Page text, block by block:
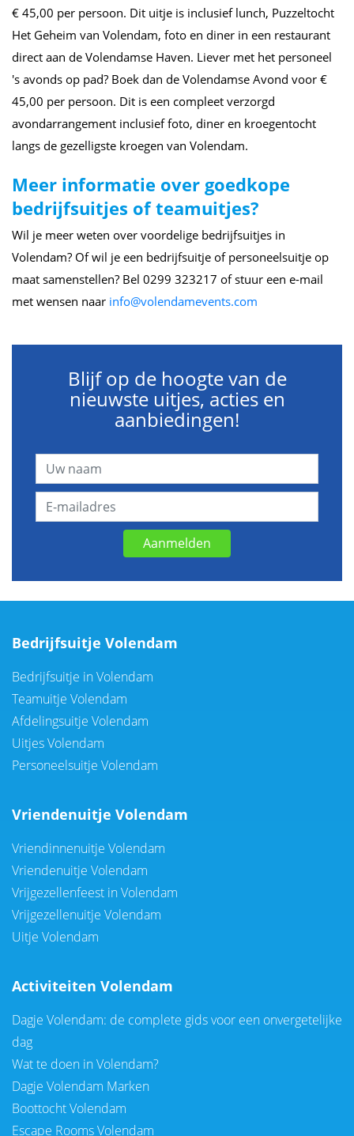
€ 45,00 per persoon. Dit uitje is inclusief lunch, Puzzeltocht
Het Geheim van Volendam, foto en diner in een restaurant
direct aan de Volendamse Haven. Liever met het personeel
's avonds op pad? Boek dan de Volendamse Avond voor €
45,00 per persoon. Dit is een compleet verzorgd
avondarrangement inclusief foto, diner en kroegentocht
langs de gezelligste kroegen van Volendam.
Meer informatie over goedkope
bedrijfsuitjes of teamuitjes?
Wil je meer weten over voordelige bedrijfsuitjes in
Volendam? Of wil je een bedrijfsuitje of personeelsuitje op
maat samenstellen? Bel 0299 323217 of stuur een e-mail
met wensen naar info@volendamevents.com
Blijf op de hoogte van de
nieuwste uitjes, acties en
aanbiedingen!
Aanmelden
Bedrijfsuitje Volendam
Bedrijfsuitje in Volendam
Teamuitje Volendam
Afdelingsuitje Volendam
Uitjes Volendam
Personeelsuitje Volendam
Vriendenuitje Volendam
Vriendinnenuitje Volendam
Vriendenuitje Volendam
Vrijgezellenfeest in Volendam
Vrijgezellenuitje Volendam
Uitje Volendam
Activiteiten Volendam
Dagje Volendam: de complete gids voor een onvergetelijke
dag
Wat te doen in Volendam?
Dagje Volendam Marken
Boottocht Volendam
Escape Rooms Volendam